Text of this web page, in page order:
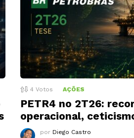
4 Votos AÇÕES
PETR4 no 2T26:
operacional,
por Diego Castro